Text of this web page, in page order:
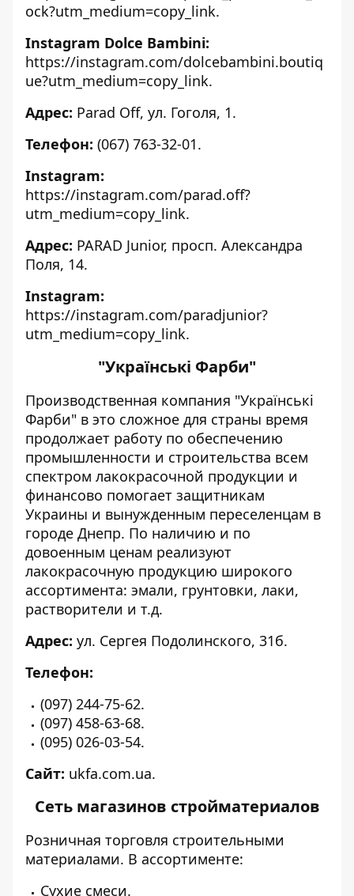
ock?utm_medium=copy_link.
Instagram Dolce Bambini:
https://instagram.com/dolcebambini.boutiq
ue?utm_medium=copy_link.
Адрес: Parad Off, ул. Гоголя, 1.
Телефон: (067) 763-32-01.
Instagram:
https://instagram.com/parad.off?
utm_medium=copy_link.
Адрес: PARAD Junior, просп. Александра
Поля, 14.
Instagram:
https://instagram.com/paradjunior?
utm_medium=copy_link.
"Українські Фарби"
Производственная компания "Українські
Фарби" в это сложное для страны время
продолжает работу по обеспечению
промышленности и строительства всем
спектром лакокрасочной продукции и
финансово помогает защитникам
Украины и вынужденным переселенцам в
городе Днепр. По наличию и по
довоенным ценам реализуют
лакокрасочную продукцию широкого
ассортимента: эмали, грунтовки, лаки,
растворители и т.д.
Адрес: ул. Сергея Подолинского, 31б.
Телефон:
(097) 244-75-62.
(097) 458-63-68.
(095) 026-03-54.
Сайт: ukfa.com.ua.
Сеть магазинов стройматериалов
Розничная торговля строительными
материалами. В ассортименте:
Сухие смеси.